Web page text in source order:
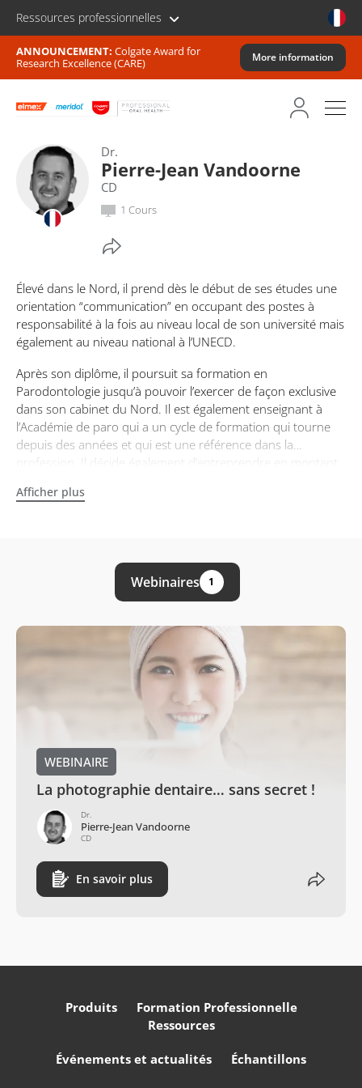
Ressources professionnelles
ANNOUNCEMENT: Colgate Award for
Research Excellence (CARE)
More information
Dr.
Pierre-Jean Vandoorne
CD
1 Cours
Élevé dans le Nord, il prend dès le début de ses études une
orientation “communication” en occupant des postes à
responsabilité à la fois au niveau local de son université mais
également au niveau national à l’UNECD.
Après son diplôme, il poursuit sa formation en
Parodontologie jusqu’à pouvoir l’exercer de façon exclusive
dans son cabinet du Nord. Il est également enseignant à
l’Académie de paro qui a un cycle de formation qui tourne
depuis des années et qui est une référence dans la
profession. Il décide également d’entreprendre en montant
dans son cabinet que l’on appelle une “pain” dans le
Afficher plus
Webinaires 1
WEBINAIRE
La photographie dentaire… sans secret !
Dr.
Pierre-Jean Vandoorne
CD
En savoir plus
Produits
Formation Professionnelle
Ressources
Événements et actualités Échantillons